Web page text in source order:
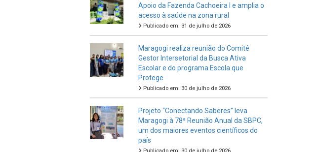
Apoio da Fazenda Cachoeira I e amplia o
acesso à saúde na zona rural
Publicado em: 31 de julho de 2026
Maragogi realiza reunião do Comitê
Gestor Intersetorial da Busca Ativa
Escolar e do programa Escola que
Protege
Publicado em: 30 de julho de 2026
Projeto “Conectando Saberes” leva
Maragogi à 78ª Reunião Anual da SBPC,
um dos maiores eventos científicos do
país